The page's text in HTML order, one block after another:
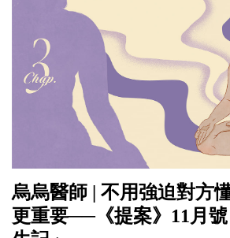
烏烏醫師 | 不用強迫對方
更重要──《提案》11月